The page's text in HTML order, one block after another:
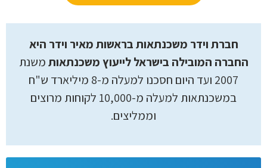
חברת וידר משכנתאות בראשות מאיר וידר היא
החברה המובילה בישראל לייעוץ משכנתאותמשנת
2007 ועד היום חסכנו למעלה מ-8 מיליארד ש"ח
במשכנתאות למעלה מ-10,000 לקוחות מרוצים
וממליצים.